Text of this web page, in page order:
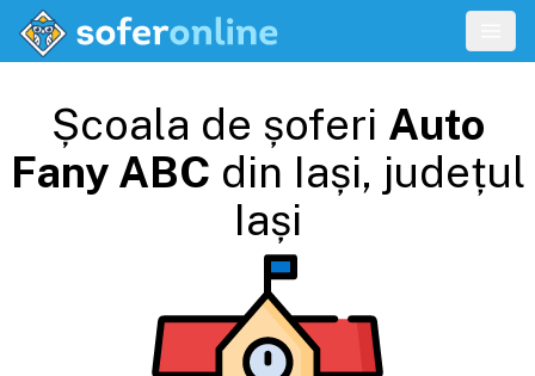
Școala de șoferi Auto
Fany ABC din Iași, județul
Iași